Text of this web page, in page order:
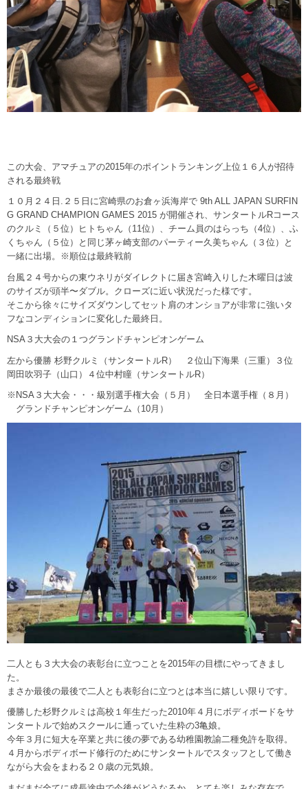
この大会、アマチュアの2015年のポイントランキング上位１６人が招待
される最終戦
１０月２４日.２５日に宮崎県のお倉ヶ浜海岸で 9th ALL JAPAN SURFIN
G GRAND CHAMPION GAMES 2015 が開催され、サンタートルRコース
のクルミ（５位）ヒトちゃん（11位）、チーム員のはらっち（4位）、ふ
くちゃん（５位）と同じ茅ヶ崎支部のパーティー久美ちゃん（３位）と
一緒に出場。※順位は最終戦前
台風２４号からの東ウネリがダイレクトに届き宮崎入りした木曜日は波
のサイズが頭半〜ダブル。クローズに近い状況だった様です。
そこから徐々にサイズダウンしてセット肩のオンショアが非常に強いタ
フなコンディションに変化した最終日。
NSA３大大会の１つグランドチャンピオンゲーム
左から優勝 杉野クルミ（サンタートルR） ２位山下海果（三重）３位
岡田吹羽子（山口）４位中村瞳（サンタートルR）
※NSA３大大会・・・級別選手権大会（５月） 全日本選手権（８月）
グランドチャンピオンゲーム（10月）
二人とも３大大会の表彰台に立つことを2015年の目標にやってきまし
た。
まさか最後の最後で二人とも表彰台に立つとは本当に嬉しい限りです。
優勝した杉野クルミは高校１年生だった2010年４月にボディボードをサ
ンタートルで始めスクールに通っていた生粋の3亀娘。
今年３月に短大を卒業と共に後の夢である幼稚園教諭二種免許を取得。
４月からボディボード修行のためにサンタートルでスタッフとして働き
ながら大会をまわる２０歳の元気娘。